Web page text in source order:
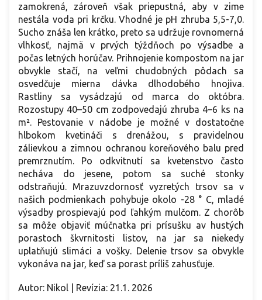
zamokrená, zároveň však priepustná, aby v zime
nestála voda pri krčku. Vhodné je pH zhruba 5,5-7,0.
Sucho znáša len krátko, preto sa udržuje rovnomerná
vlhkosť, najmä v prvých týždňoch po výsadbe a
počas letných horúčav. Prihnojenie kompostom na jar
obvykle stačí, na veľmi chudobných pôdach sa
osvedčuje mierna dávka dlhodobého hnojiva.
Rastliny sa vysádzajú od marca do októbra.
Rozostupy 40–50 cm zodpovedajú zhruba 4–6 ks na
m². Pestovanie v nádobe je možné v dostatočne
hlbokom kvetináči s drenážou, s pravidelnou
zálievkou a zimnou ochranou koreňového balu pred
premrznutím. Po odkvitnutí sa kvetenstvo často
necháva do jesene, potom sa suché stonky
odstraňujú. Mrazuvzdornosť vyzretých trsov sa v
našich podmienkach pohybuje okolo -28 ° C, mladé
výsadby prospievajú pod ľahkým mulčom. Z chorôb
sa môže objaviť múčnatka pri prísušku av hustých
porastoch škvrnitosti listov, na jar sa niekedy
uplatňujú slimáci a vošky. Delenie trsov sa obvykle
vykonáva na jar, keď sa porast príliš zahusťuje.
Autor: Nikol | Revízia: 21.1. 2026